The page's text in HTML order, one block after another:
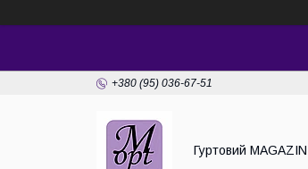
+380 (95) 036-67-51
Гуртовий MAGAZIN